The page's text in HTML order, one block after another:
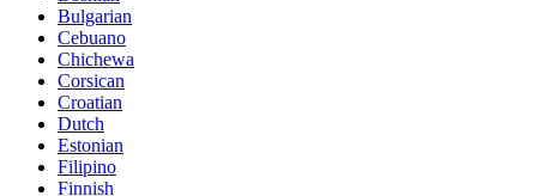
Bulgarian
Cebuano
Chichewa
Corsican
Croatian
Dutch
Estonian
Filipino
Finnish